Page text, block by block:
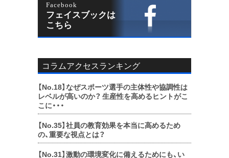
Facebook
フェイスブックは
こちら
コラムアクセスランキング
【No.18】 なぜスポーツ選手の主体性や協調性は
レベルが高いのか？ 生産性を高めるヒントがこ
こに・・・
【No.35】社員の教育効果を本当に高めるため
の、重要な視点とは？
【No.31】激動の環境変化に備えるためにも、い